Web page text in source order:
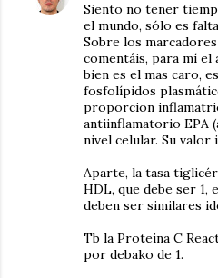
Siento no tener
el mundo, sólo es
Sobre los
comentáis, para mí el
bien es el mas caro,
fosfolípidos
proporcion
antiinflamatorio EPA
nivel celular. Su valor
Aparte, la tasa
HDL, que debe ser 1,
deben ser similares
Tb la Proteina C
por debako de 1.